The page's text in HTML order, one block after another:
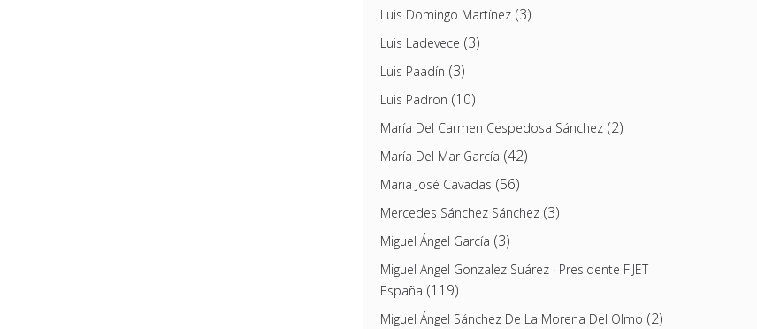
Luis Domingo Martínez(3)
Luis Ladevece (3)
Luis Paadín (3)
Luis Padron (10)
María Del Carmen Cespedosa Sánchez(2)
María Del Mar García (42)
Maria José Cavadas (56)
Mercedes Sánchez Sánchez(3)
Miguel Ángel García (3)
Miguel Angel Gonzalez Suárez · Presidente FIJET
España (119)
Miguel Ángel Sánchez De La Morena Del Olmo (2)